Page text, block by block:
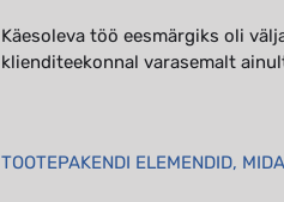
Käesoleva töö eesmärgiks oli
klienditeekonnal varasemalt
TOOTEPAKENDI ELEMENDID,